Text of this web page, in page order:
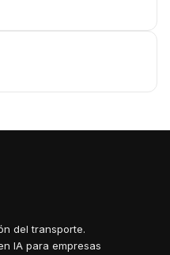
del transporte.
IA para empresas